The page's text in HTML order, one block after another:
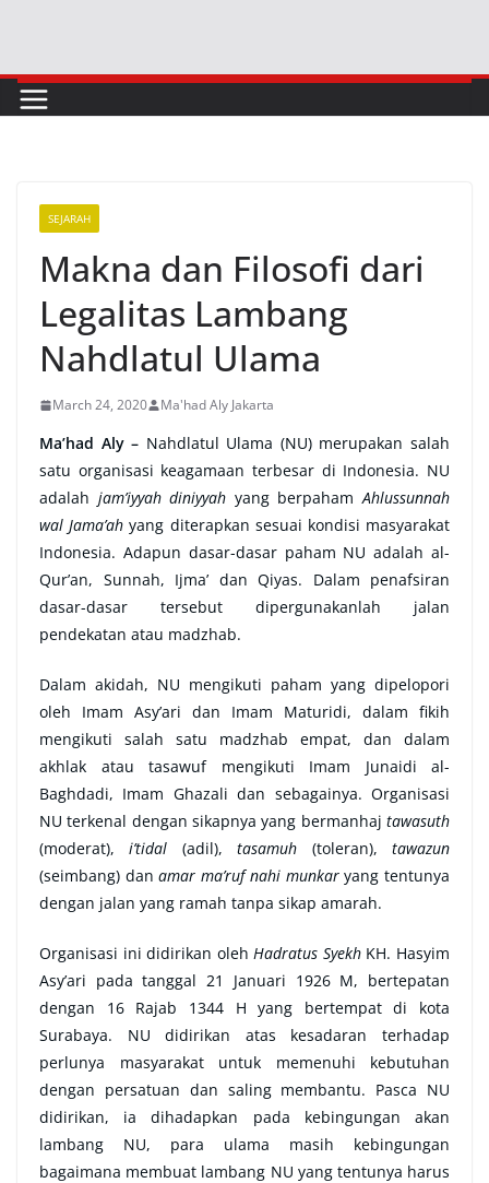
content
SEJARAH
Makna dan Filosofi dari
Legalitas Lambang
Nahdlatul Ulama
March 24, 2020 Ma'had Aly Jakarta
Ma’had Aly – Nahdlatul Ulama (NU) merupakan salah
satu organisasi keagamaan terbesar di Indonesia. NU
adalah jam’iyyah diniyyah yang berpahamAhlussunnah
wal Jama’ah yang diterapkan sesuai kondisi masyarakat
Indonesia. Adapun dasar-dasar paham NU adalah al-
Qur’an, Sunnah, Ijma’ dan Qiyas. Dalam penafsiran
dasar-dasar tersebut dipergunakanlah jalan
pendekatan atau madzhab.
Dalam akidah, NU mengikuti paham yang dipelopori
oleh Imam Asy’ari dan Imam Maturidi, dalam fikih
mengikuti salah satu madzhab empat, dan dalam
akhlak atau tasawuf mengikuti Imam Junaidi al-
Baghdadi, Imam Ghazali dan sebagainya. Organisasi
NU terkenal dengan sikapnya yang bermanhaj tawasuth
(moderat),i’tidal (adil),tasamuh (toleran),tawazun
(seimbang) danamar ma’ruf nahi munkaryang tentunya
dengan jalan yang ramah tanpa sikap amarah.
Organisasi ini didirikan olehHadratus Syekh KH. Hasyim
Asy’ari pada tanggal 21 Januari 1926 M, bertepatan
dengan 16 Rajab 1344 H yang bertempat di kota
Surabaya. NU didirikan atas kesadaran terhadap
perlunya masyarakat untuk memenuhi kebutuhan
dengan persatuan dan saling membantu. Pasca NU
didirikan, ia dihadapkan pada kebingungan akan
lambang NU, para ulama masih kebingungan
bagaimana membuat lambang NU yang tentunya harus